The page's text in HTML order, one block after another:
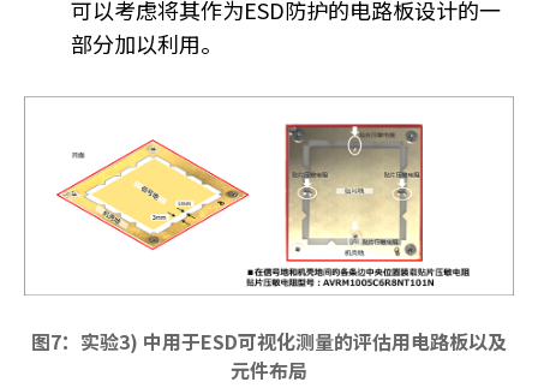
可以考虑将其作为ESD防护的电路板设计的一
部分加以利用。
图7：实验3) 中用于ESD可视化测量的评估用电路板以及
元件布局